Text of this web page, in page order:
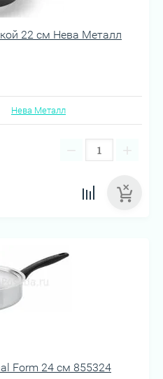
22 см Нева Металл
Нева Металл
− +
Form 24 см 855324